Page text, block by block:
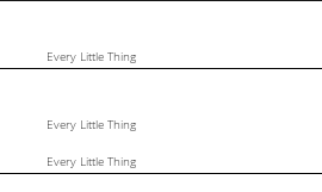
Every Little Thing
Every Little Thing
Every Little Thing